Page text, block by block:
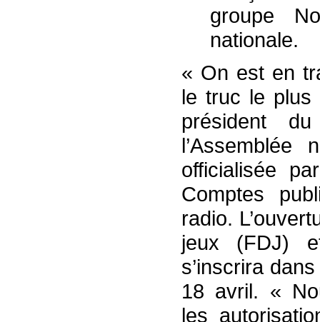
groupe
nationale.
« On est en
le truc le plus
président
officialisée
Comptes
radio.
jeux (FDJ)
s’inscrira
18 avril. «
les